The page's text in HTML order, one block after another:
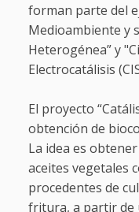
forman parte del
Medioambiente y
Heterogénea” y
Electrocatálisis
El proyecto
obtención de
La idea es
aceites vegetales
procedentes de
fritura, a partir de